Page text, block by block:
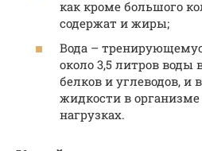
как кроме большого
содержат и жиры;
Вода –
около 3,5 литров воды
белков и углеводов, и
жидкости в
нагрузках.